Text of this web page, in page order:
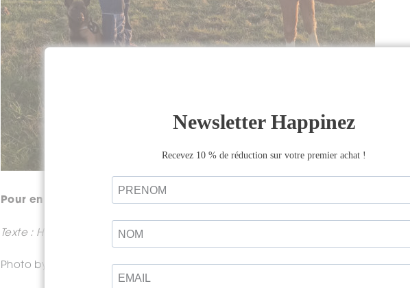
Pour en savoir plus surAnne-Charlotte :www.jaspe-accompagnement.com
Texte : Hélène Robert et Aubry François
Photo by Milan PopoviconUnsplash